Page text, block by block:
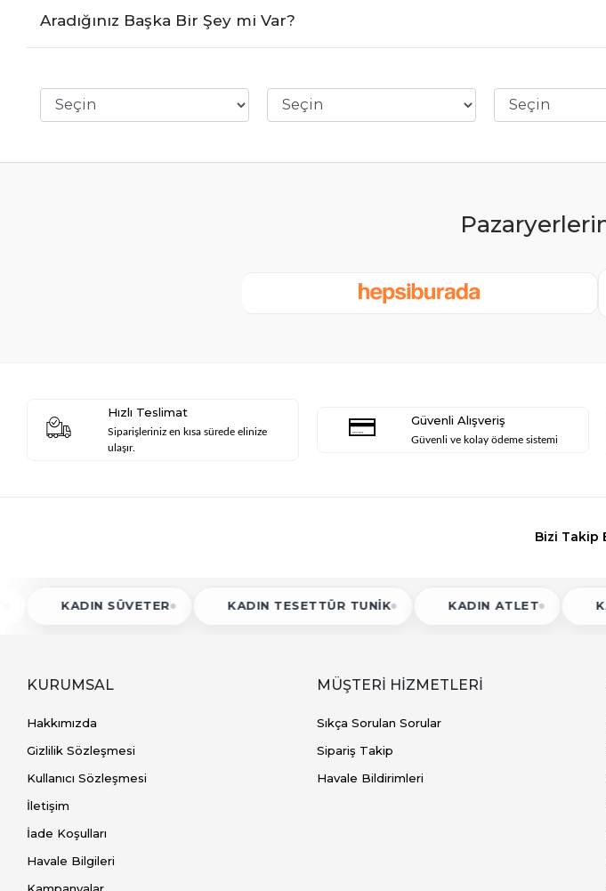
Aradığınız Başka Bir Şey mi Var?
Hızlı Teslimat
Siparişleriniz en kısa sürede elinize
ulaşır.
Güvenli Alışveriş
Güvenli ve kolay ödeme sistemi
Bizi Takip
KADIN SÜVETER KADIN TESETTÜR TUNIK KADIN ATLET KADIN
KURUMSAL
Hakkımızda
Gizlilik Sözleşmesi
Kullanıcı Sözleşmesi
İletişim
İade Koşulları
Havale Bilgileri
MÜŞTERİ HİZMETLERİ
Sıkça Sorulan Sorular
Sipariş Takip
Havale Bildirimleri